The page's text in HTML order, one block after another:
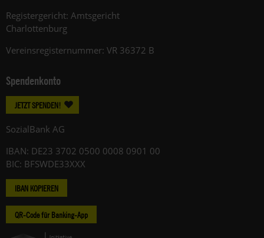
Registergericht: Amtsgericht
Charlottenburg
Vereinsregisternummer: VR 36372 B
Spendenkonto
JETZT SPENDEN!
SozialBank AG
IBAN: DE23 3702 0500 0008 0901 00
BIC: BFSWDE33XXX
IBAN KOPIEREN
QR-Code für Banking-App